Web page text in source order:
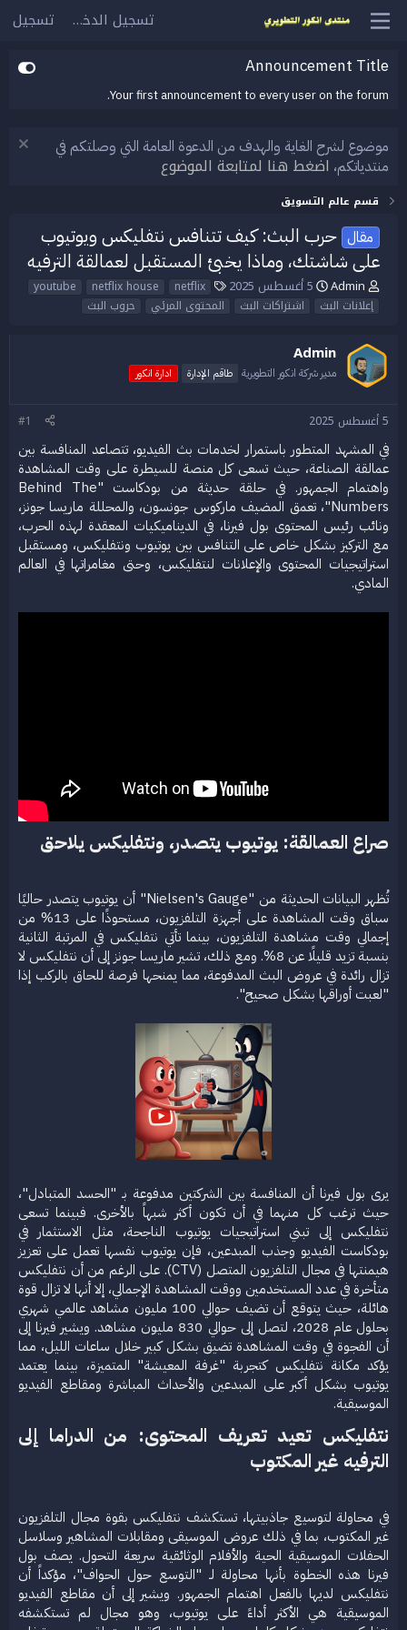
تسجيل الدخول تسجيل
Announcement Title
Your first announcement to every user on the forum.
موضوع لشرح الغاية والهدف من الدعوة العامة التي وصلتكم في
منتدياتكم، اضغط هنا لمتابعة الموضوع
قسم عالم التسويق
مقال حرب البث: كيف تتنافس نتفليكس ويوتيوب
على شاشتك، وماذا يخبئ المستقبل لعمالقة الترفيه
ب
ا
ا
ل
م
ض
ع
Admin
ت
خ
ا
د
5 أغسطس 2025
ل
م
netflix
netflix house
youtube
إعلانات البث
اشتراكات البث المحتوى المرئي حروب البث
Admin
مدير شركة انكور التطويرية طاقم الإدارة ادارة انكور
5 أغسطس 2025
#1
في المشهد المتطور باستمرار لخدمات بث الفيديو، تتصاعد المنافسة بين
عمالقة الصناعة، حيث تسعى كل منصة للسيطرة على وقت المشاهدة
واهتمام الجمهور. في حلقة حديثة من بودكاست "Behind The
Numbers"، تعمق المضيف ماركوس جونسون، والمحللة ماريسا جونز،
ونائب رئيس المحتوى بول فيرنا، في الديناميكيات المعقدة لهذه الحرب،
مع التركيز بشكل خاص على التنافس بين يوتيوب ونتفليكس، ومستقبل
استراتيجيات المحتوى والإعلانات لنتفليكس، وحتى مغامراتها في العالم
المادي.
صراع العمالقة: يوتيوب يتصدر، ونتفليكس يلاحق​
تُظهر البيانات الحديثة من "Nielsen's Gauge" أن يوتيوب يتصدر حاليًا
سباق وقت المشاهدة على أجهزة التلفزيون، مستحوذًا على 13% من
إجمالي وقت مشاهدة التلفزيون، بينما تأتي نتفليكس في المرتبة الثانية
بنسبة تزيد قليلًا عن 8%. ومع ذلك، تشير ماريسا جونز إلى أن نتفليكس لا
تزال رائدة في عروض البث المدفوعة، مما يمنحها فرصة للحاق بالركب إذا
"لعبت أوراقها بشكل صحيح".
يرى بول فيرنا أن المنافسة بين الشركتين مدفوعة بـ "الحسد المتبادل"،
حيث ترغب كل منهما في أن تكون أكثر شبهاً بالأخرى. فبينما تسعى
نتفليكس إلى تبني استراتيجيات يوتيوب الناجحة، مثل الاستثمار في
بودكاست الفيديو وجذب المبدعين، فإن يوتيوب نفسها تعمل على تعزيز
هيمنتها في مجال التلفزيون المتصل (CTV). على الرغم من أن نتفليكس
متأخرة في عدد المستخدمين ووقت المشاهدة الإجمالي، إلا أنها لا تزال قوة
هائلة، حيث يتوقع أن تضيف حوالي 100 مليون مشاهد عالمي شهري
بحلول عام 2028، لتصل إلى حوالي 830 مليون مشاهد. ويشير فيرنا إلى
أن الفجوة في وقت المشاهدة تضيق بشكل كبير خلال ساعات الليل، مما
يؤكد مكانة نتفليكس كتجربة "غرفة المعيشة" المتميزة، بينما يعتمد
يوتيوب بشكل أكبر على المبدعين والأحداث المباشرة ومقاطع الفيديو
الموسيقية.​
نتفليكس تعيد تعريف المحتوى: من الدراما إلى
الترفيه غير المكتوب​
في محاولة لتوسيع جاذبيتها، تستكشف نتفليكس بقوة مجال التلفزيون
غير المكتوب، بما في ذلك عروض الموسيقى ومقابلات المشاهير وسلاسل
الحفلات الموسيقية الحية والأفلام الوثائقية سريعة التحول. يصف بول
فيرنا هذه الخطوة بأنها محاولة لـ "التوسع حول الحواف"، مؤكداً أن
نتفليكس لديها بالفعل اهتمام الجمهور. ويشير إلى أن مقاطع الفيديو
الموسيقية هي الأكثر أداءً على يوتيوب، وهو مجال لم تستكشفه